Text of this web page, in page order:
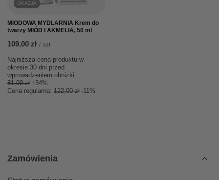
OKAZJA
MIODOWA MYDLARNIA Krem do
twarzy MIÓD I AKMELIA, 50 ml
109,00 zł / szt.
Najniższa cena produktu w
okresie 30 dni przed
wprowadzeniem obniżki:
81,00 zł +34%
Cena regularna: 122,00 zł -11%
Zamówienia